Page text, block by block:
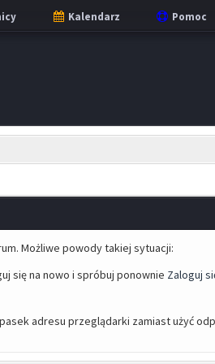
Kalendarz Pomoc
Możliwe powody takiej sytuacji:
się na nowo i spróbuj ponownie Zaloguj
adresu przeglądarki zamiast użyć